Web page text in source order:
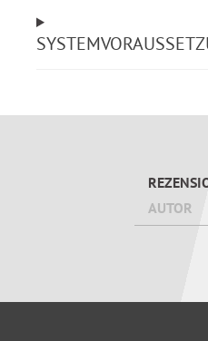
künftig einen Konflikt
gelassen bleiben.
AUTOR